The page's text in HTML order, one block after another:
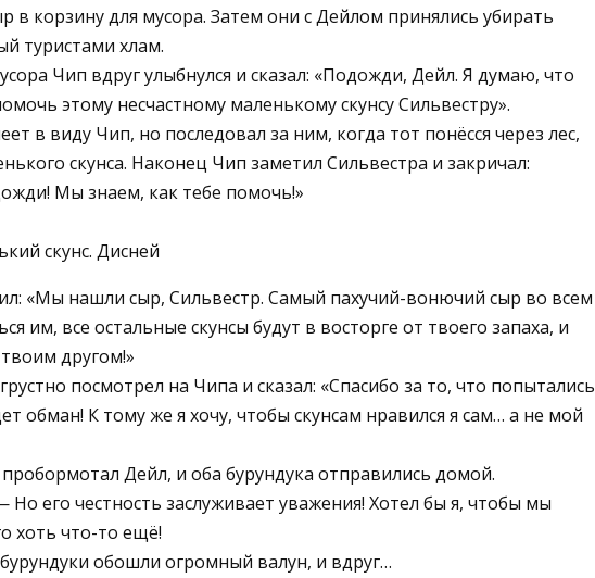
в корзину для мусора. Затем они с Дейлом принялись убирать
туристами хлам.
Чип вдруг улыбнулся и сказал: «Подожди, Дейл. Я думаю, что
этому несчастному маленькому скунсу Сильвестру».
в виду Чип, но последовал за ним, когда тот понёсся через лес,
скунса. Наконец Чип заметил Сильвестра и закричал:
Мы знаем, как тебе помочь!»
«Мы нашли сыр, Сильвестр. Самый пахучий-вонючий сыр во всем
им, все остальные скунсы будут в восторге от твоего запаха, и
другом!»
посмотрел на Чипа и сказал: «Спасибо за то, что попытались
обман! К тому же я хочу, чтобы скунсам нравился я сам… а не мой
Дейл, и оба бурундука отправились домой.
его честность заслуживает уважения! Хотел бы я, чтобы мы
хоть что-то ещё!
обошли огромный валун, и вдруг…